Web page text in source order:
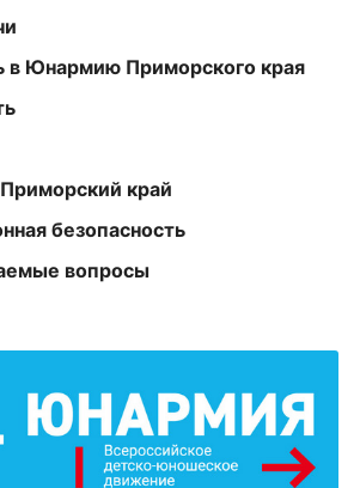
в Юнармию Приморского края
край
безопасность
вопросы